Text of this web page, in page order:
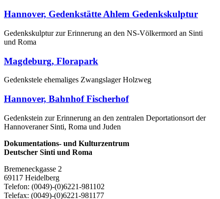
Hannover, Gedenkstätte Ahlem Gedenkskulptur
Gedenkskulptur zur Erinnerung an den NS-Völkermord an Sinti
und Roma
Magdeburg, Florapark
Gedenkstele ehemaliges Zwangslager Holzweg
Hannover, Bahnhof Fischerhof
Gedenkstein zur Erinnerung an den zentralen Deportationsort der
Hannoveraner Sinti, Roma und Juden
Dokumentations- und Kulturzentrum
Deutscher Sinti und Roma
Bremeneckgasse 2
69117 Heidelberg
Telefon: (0049)-(0)6221-981102
Telefax: (0049)-(0)6221-981177